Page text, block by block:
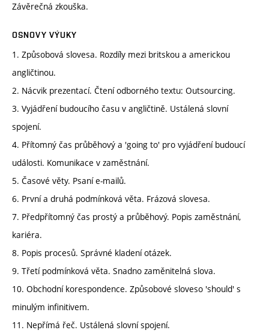
Závěrečná zkouška.
OSNOVY VÝUKY
1. Způsobová slovesa. Rozdíly mezi britskou a americkou
angličtinou.
2. Nácvik prezentací. Čtení odborného textu: Outsourcing.
3. Vyjádření budoucího času v angličtině. Ustálená slovní
spojení.
4. Přítomný čas průběhový a 'going to' pro vyjádření budoucí
události. Komunikace v zaměstnání.
5. Časové věty. Psaní e-mailů.
6. První a druhá podmínková věta. Frázová slovesa.
7. Předpřítomný čas prostý a průběhový. Popis zaměstnání,
kariéra.
8. Popis procesů. Správné kladení otázek.
9. Třetí podmínková věta. Snadno zaměnitelná slova.
10. Obchodní korespondence. Způsobové sloveso 'should' s
minulým infinitivem.
11. Nepřímá řeč. Ustálená slovní spojení.